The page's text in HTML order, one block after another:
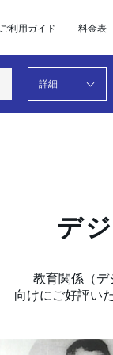
ご利用ガイド 料金表
詳細
デ
教育関係（デ
向けにご好評い